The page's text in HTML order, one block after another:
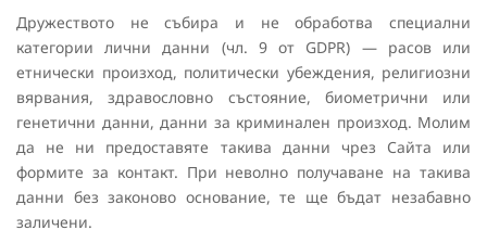
Дружеството не събира и не обработва специални
категории лични данни (чл. 9 от GDPR) — расов или
етнически произход, политически убеждения, религиозни
вярвания, здравословно състояние, биометрични или
генетични данни, данни за криминален произход. Молим
да не ни предоставяте такива данни чрез Сайта или
формите за контакт. При неволно получаване на такива
данни без законово основание, те ще бъдат незабавно
заличени.